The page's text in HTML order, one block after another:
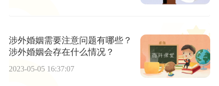
涉外婚姻需要注意问题有哪些？
涉外婚姻会存在什么情况？
2023-05-05 16:37:07